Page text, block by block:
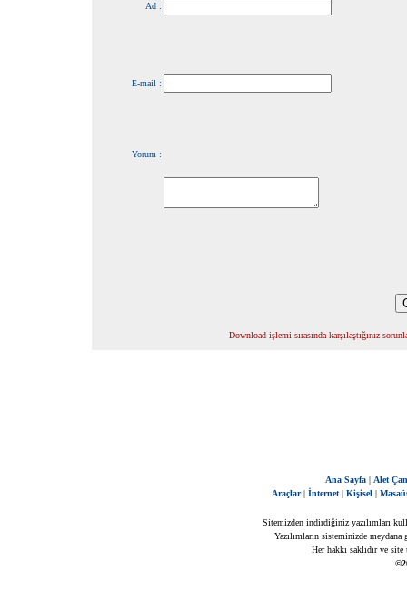
Ad :
E-mail :
Yorum :
Download işlemi sırasında karşılaştığınız
Ana Sayfa| Alet
Araçlar| İnternet| Kişisel|
Sitemizden indirdiğiniz yazılımları
Yazılımların sisteminizde
Her hakkı saklıdır ve